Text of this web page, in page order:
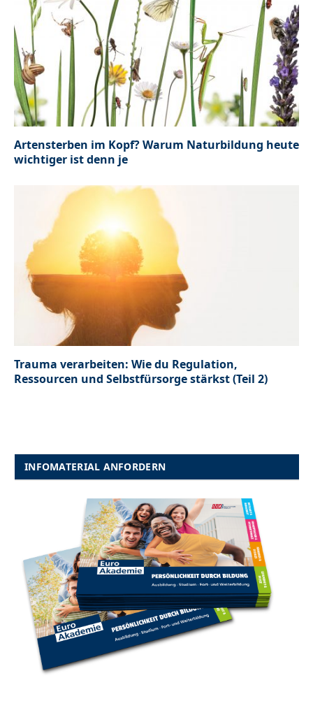
Artensterben im Kopf? Warum Naturbildung heute
wichtiger ist denn je
Trauma verarbeiten: Wie du Regulation,
Ressourcen und Selbstfürsorge stärkst (Teil 2)
INFOMATERIAL ANFORDERN